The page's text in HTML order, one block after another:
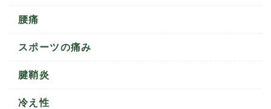
腰痛
スポーツの痛み
腱鞘炎
冷え性